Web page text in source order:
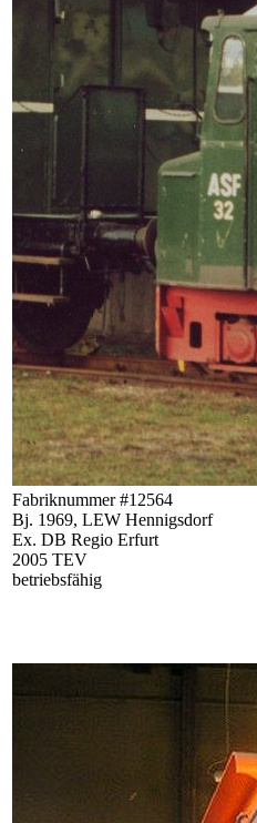
Fabriknummer #12564
Bj. 1969, LEW Hennigsdorf
Ex. DB Regio Erfurt
2005 TEV
betriebsfähig